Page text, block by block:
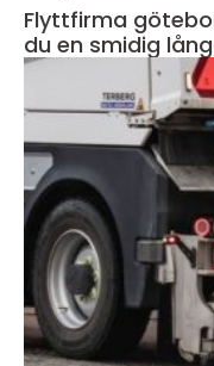
Flyttfirma göteborg
du en smidig